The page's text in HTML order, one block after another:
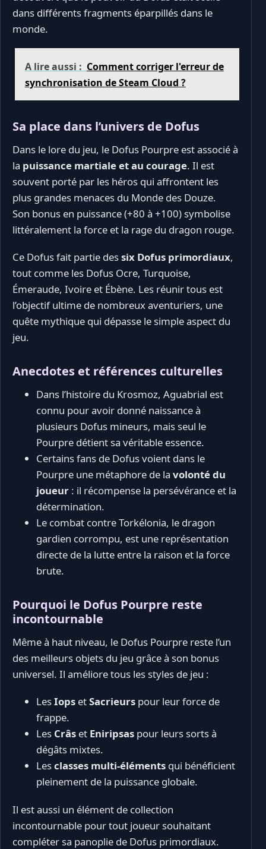
dans différents fragments éparpillés dans le
monde.
A lire aussi : Comment corriger l'erreur de
synchronisation de Steam Cloud ?
Sa place dans l’univers de Dofus
Dans le lore du jeu, le Dofus Pourpre est associé à
la puissance martiale et au courage. Il est
souvent porté par les héros qui affrontent les
plus grandes menaces du Monde des Douze.
Son bonus en puissance (+80 à +100) symbolise
littéralement la force et la rage du dragon rouge.
Ce Dofus fait partie dessix Dofus primordiaux,
tout comme les Dofus Ocre, Turquoise,
Émeraude, Ivoire et Ébène. Les réunir tous est
l’objectif ultime de nombreux aventuriers, une
quête mythique qui dépasse le simple aspect du
jeu.
Anecdotes et références culturelles
Dans l’histoire du Krosmoz, Aguabrial est
connu pour avoir donné naissance à
plusieurs Dofus mineurs, mais seul le
Pourpre détient sa véritable essence.
Certains fans de Dofus voient dans le
Pourpre une métaphore de la volonté du
joueur : il récompense la persévérance et la
détermination.
Le combat contre Torkélonia, le dragon
gardien corrompu, est une représentation
directe de la lutte entre la raison et la force
brute.
Pourquoi le Dofus Pourpre reste
incontournable
Même à haut niveau, le Dofus Pourpre reste l’un
des meilleurs objets du jeu grâce à son bonus
universel. Il améliore tous les styles de jeu :
LesIops etSacrieurs pour leur force de
frappe.
Les Crâs et Eniripsas pour leurs sorts à
dégâts mixtes.
Lesclasses multi-éléments qui bénéficient
pleinement de la puissance globale.
Il est aussi un élément de collection
incontournable pour tout joueur souhaitant
compléter sa panoplie de Dofus primordiaux.